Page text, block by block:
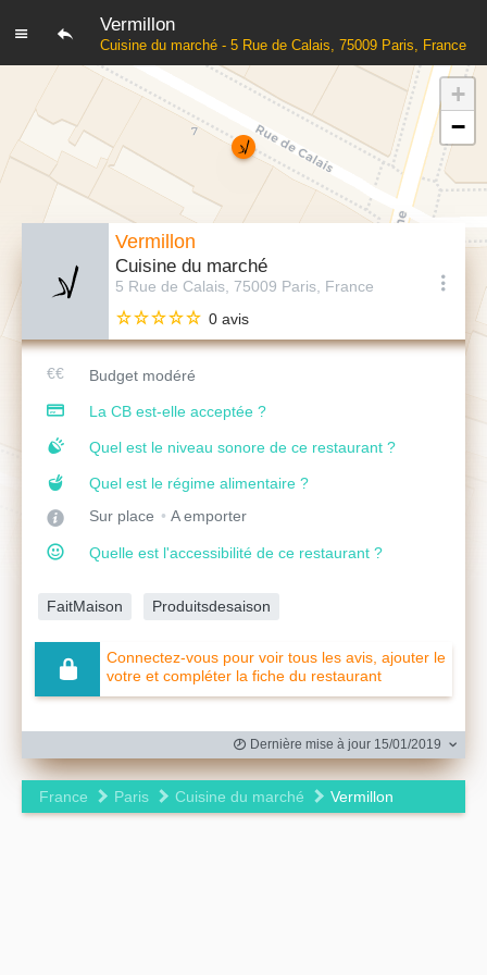
Vermillon
Cuisine du marché - 5 Rue de Calais, 75009 Paris, France
Vermillon
Cuisine du marché
5 Rue de Calais, 75009 Paris, France
0 avis
Budget modéré
La CB est-elle acceptée ?
Quel est le niveau sonore de ce restaurant ?
Quel est le régime alimentaire ?
Sur place
A emporter
Quelle est l'accessibilité de ce restaurant ?
FaitMaison Produitsdesaison
Connectez-vous pour voir tous les avis, ajouter le
votre et compléter la fiche du restaurant
Dernière mise à jour 15/01/2019
France Paris Cuisine du marché Vermillon
+
−